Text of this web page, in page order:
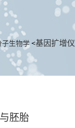
子生物学 基因扩增仪
胚胎